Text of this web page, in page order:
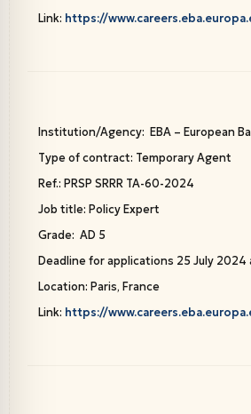
Link: https://
Institution/Agency: EBA – European
Type of contract: Temporary Agent
Ref.: PRSP SRRR TA-60-2024
Job title: Policy Expert
Grade: AD 5
Deadline for applications 25 July 2024
Location: Paris, France
Link: https://